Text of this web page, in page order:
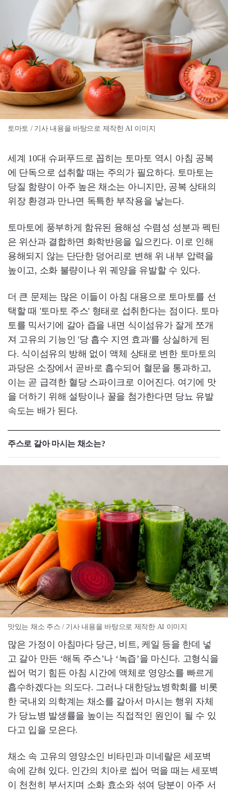
토마토 / 기사 내용을 바탕으로 제작한 AI 이미지
세계 10대 슈퍼푸드로 꼽히는 토마토 역시 아침 공복
에 단독으로 섭취할 때는 주의가 필요하다. 토마토는
당질 함량이 아주 높은 채소는 아니지만, 공복 상태의
위장 환경과 만나면 독특한 부작용을 낳는다.
토마토에 풍부하게 함유된 융해성 수렴성 성분과 펙틴
은 위산과 결합하면 화학반응을 일으킨다. 이로 인해
용해되지 않는 단단한 덩어리로 변해 위 내부 압력을
높이고, 소화 불량이나 위 궤양을 유발할 수 있다.
더 큰 문제는 많은 이들이 아침 대용으로 토마토를 선
택할 때 '토마토 주스' 형태로 섭취한다는 점이다. 토마
토를 믹서기에 갈아 즙을 내면 식이섬유가 잘게 쪼개
져 고유의 기능인 '당 흡수 지연 효과'를 상실하게 된
다. 식이섬유의 방해 없이 액체 상태로 변한 토마토의
과당은 소장에서 곧바로 흡수되어 혈문을 통과하고,
이는 곧 급격한 혈당 스파이크로 이어진다. 여기에 맛
을 더하기 위해 설탕이나 꿀을 첨가한다면 당뇨 유발
속도는 배가 된다.
주스로 갈아 마시는 채소는?
맛있는 채소 주스 / 기사 내용을 바탕으로 제작한 AI 이미지
많은 가정이 아침마다 당근, 비트, 케일 등을 한데 넣
고 갈아 만든 ‘해독 주스’나 ‘녹즙’을 마신다. 고형식을
씹어 먹기 힘든 아침 시간에 액체로 영양소를 빠르게
흡수하겠다는 의도다. 그러나 대한당뇨병학회를 비롯
한 국내외 의학계는 채소를 갈아서 마시는 행위 자체
가 당뇨병 발생률을 높이는 직접적인 원인이 될 수 있
다고 입을 모은다.
채소 속 고유의 영양소인 비타민과 미네랄은 세포벽
속에 갇혀 있다. 인간의 치아로 씹어 먹을 때는 세포벽
이 천천히 부서지며 소화 효소와 섞여 당분이 아주 서